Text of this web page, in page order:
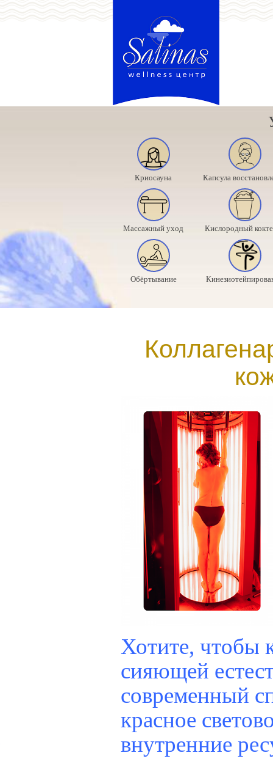
Криосауна Капсула
Массажный уход Кислородный
Обёртывание
Хотите, чтобы
сияющей
современный
красное
внутренние